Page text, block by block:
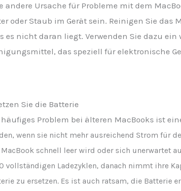
andere Ursache für Probleme mit dem
oder Staub im Gerät sein. Reinigen Sie das
es nicht daran liegt. Verwenden Sie dazu ein
das speziell für elektronische
Sie die Batterie
Problem bei älteren MacBooks ist
wenn sie nicht mehr ausreichend Strom für
schnell leer wird oder sich unerwartet
vollständigen Ladezyklen, danach nimmt ihre
zu ersetzen. Es ist auch ratsam, die Batterie